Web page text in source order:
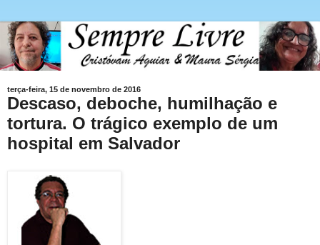
terça-feira, 15 de novembro de 2016
Descaso, deboche, humilhação e
tortura. O trágico exemplo de um
hospital em Salvador